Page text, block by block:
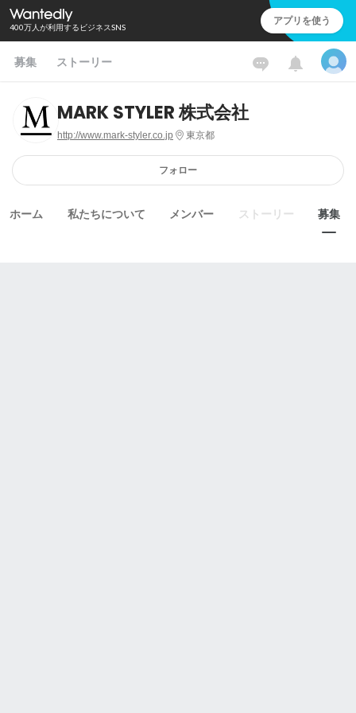
400万人が利用するビジネスSNS アプリを使う
募集 ストーリー
MARK STYLER 株式会社
http://www.mark-styler.co.jp 東京都
フォロー
ホーム 私たちについて メンバー ストーリー 募集